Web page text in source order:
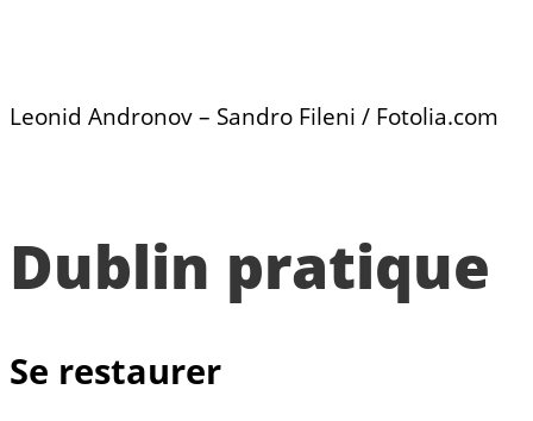
Leonid Andronov – Sandro Fileni / Fotolia.com
Dublin pratique
Se restaurer